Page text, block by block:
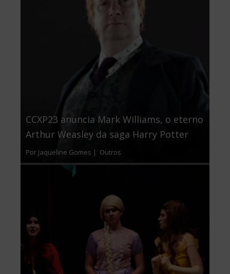
CCXP23 anuncia Mark Williams, o eterno
Arthur Weasley da saga Harry Potter
Por Jaqueline Gomes | Outros